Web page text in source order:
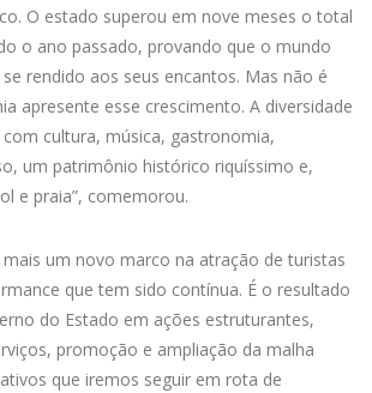
O estado superou em nove meses o total
o ano passado, provando que o mundo
rendido aos seus encantos. Mas não é
apresente esse crescimento. A diversidade
cultura, música, gastronomia,
um patrimônio histórico riquíssimo e,
e praia”, comemorou.
mais um novo marco na atração de turistas
que tem sido contínua. É o resultado
do Estado em ações estruturantes,
promoção e ampliação da malha
que iremos seguir em rota de